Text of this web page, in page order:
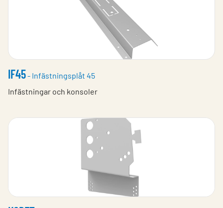
IF45- Infästningsplåt 45
Infästningar och konsoler